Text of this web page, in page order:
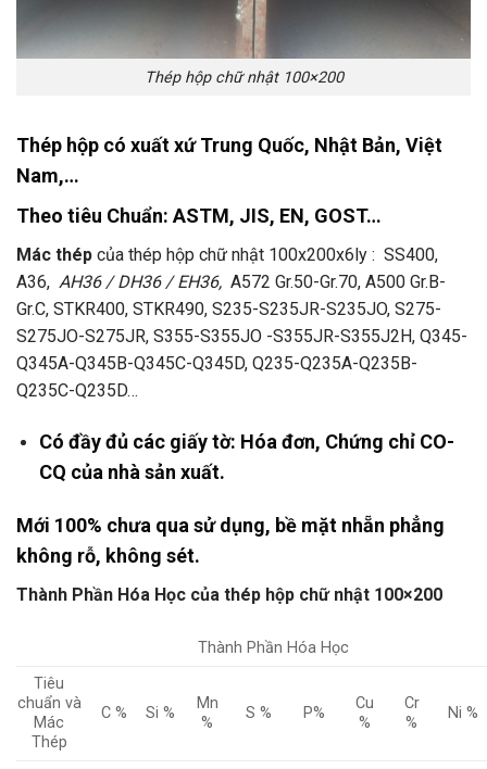
Thép hộp chữ nhật 100×200
Thép hộp có xuất xứ Trung Quốc, Nhật Bản, Việt
Nam,…
Theo tiêu Chuẩn: ASTM, JIS, EN, GOST…
Mác thép của thép hộp chữ nhật 100x200x6ly : SS400,
A36, AH36 / DH36 / EH36, A572 Gr.50-Gr.70, A500 Gr.B-
Gr.C, STKR400, STKR490, S235-S235JR-S235JO, S275-
S275JO-S275JR, S355-S355JO -S355JR-S355J2H, Q345-
Q345A-Q345B-Q345C-Q345D, Q235-Q235A-Q235B-
Q235C-Q235D…
Có đầy đủ các giấy tờ: Hóa đơn, Chứng chỉ CO-
CQ của nhà sản xuất.
Mới 100% chưa qua sử dụng, bề mặt nhẵn phẳng
không rỗ, không sét.
Thành Phần Hóa Học của thép hộp chữ nhật 100×200
Thành Phần Hóa Học
Tiêu
chuẩn và
Mác
Thép
C % Si %
Mn
%
S % P%
Cu
%
Cr
%
Ni %